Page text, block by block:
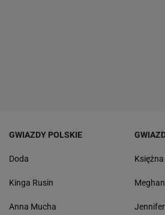
GWIAZDY POLSKIE
Doda
Kinga Rusin
Anna Mucha